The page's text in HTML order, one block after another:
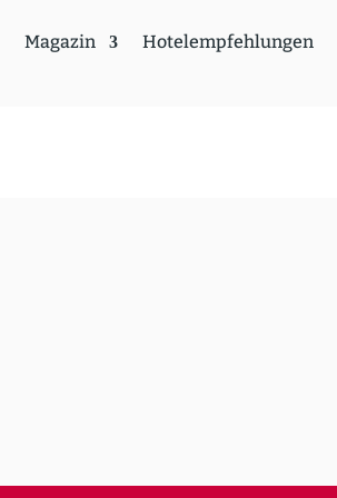
Magazin Hotel­emp­feh­lungen